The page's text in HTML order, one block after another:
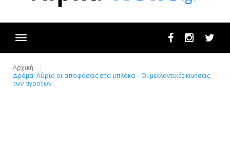
FacebookInstagram
Αρχική
Δράμα: Αύριο οι αποφάσεις στα μπλόκα – Οι μελλοντικές κινήσεις
των αγροτών